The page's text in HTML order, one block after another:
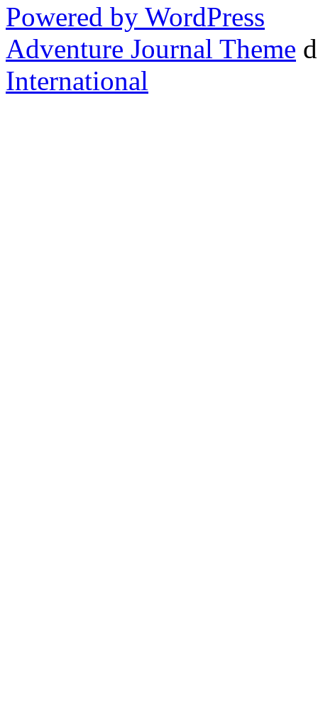
Powered by WordPress
Adventure Journal Theme
International